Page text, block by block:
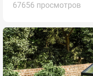
67656 просмотров